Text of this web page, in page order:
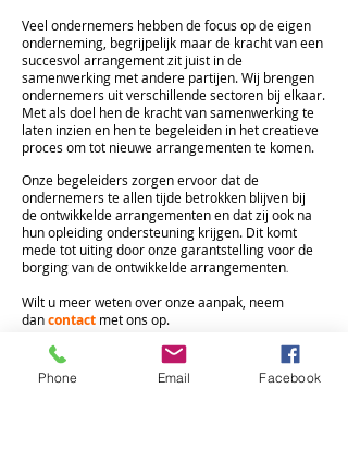
​Veel ondernemers hebben de focus op de eigen
onderneming, begrijpelijk maar de kracht van een
succesvol arrangement zit juist in de
samenwerking met andere partijen. Wij brengen
ondernemers uit verschillende sectoren bij elkaar.
Met als doel hen de kracht van samenwerking te
laten inzien en hen te begeleiden in het creatieve
proces om tot nieuwe arrangementen te komen.
Onze begeleiders zorgen ervoor dat de
ondernemers te allen tijde betrokken blijven bij
deontwikkelde arrangementen en dat zij ook na
hun opleiding ondersteuning krijgen. Dit komt
mede tot uiting door onze garantstelling voor de
borging van de ontwikkelde arrangementen.
Wilt u meer weten over onze aanpak, neem
dancontact met ons op.
* Dutch Tourism Academy is verbonden aan
diverse toeristische opleiders in Nederland, zoals
Phone Email Facebook